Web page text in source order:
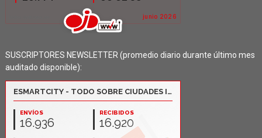
SUSCRIPTORES NEWSLETTER (promedio diario durante último mes
auditado disponible):